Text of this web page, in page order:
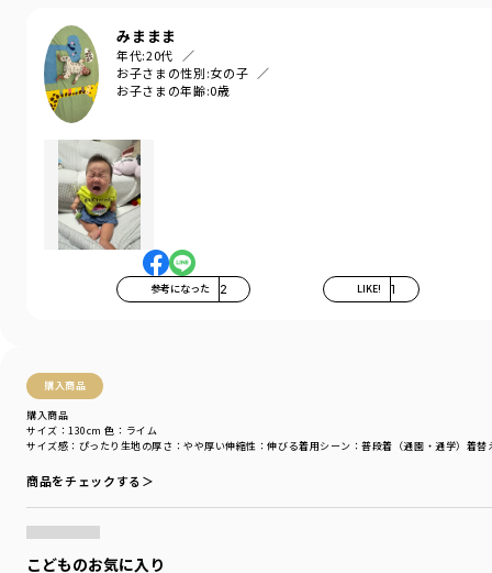
みままま
年代:20代
お子さまの性別:女の子
お子さまの年齢:0歳
参考になった 2 LIKE! 1
購入商品
購入商品
サイズ感 ：ぴったり 生地の厚さ ：やや厚い伸縮性 ：伸びる着用シーン ：普段着（通園・通学） 着替
サイズ：130cm 色：ライム
商品をチェックする＞
こどものお気に入り